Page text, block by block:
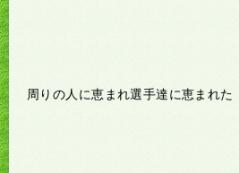
周りの人に恵まれ選手達に恵まれた